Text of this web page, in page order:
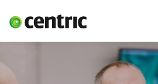
Våre tjenester